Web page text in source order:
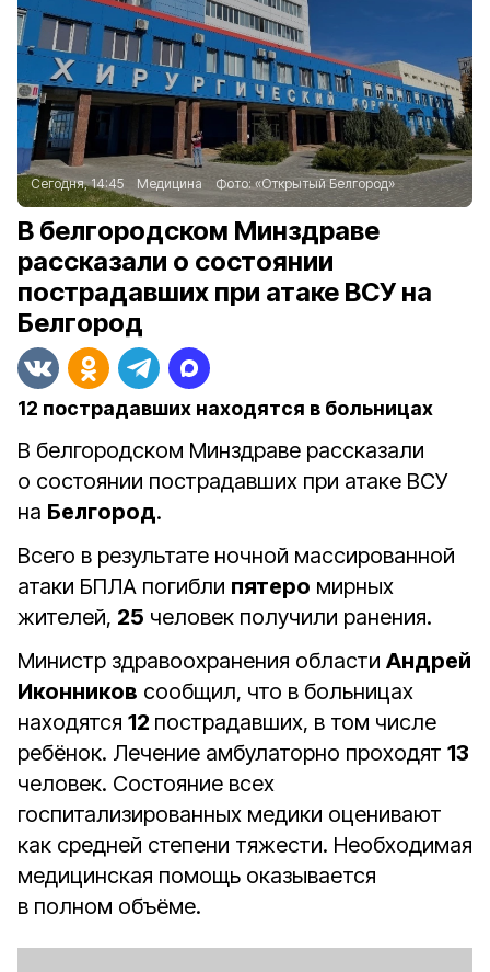
Сегодня, 14:45 Медицина Фото:«Открытый Белгород»
В белгородском Минздраве
рассказали о состоянии
пострадавших при атаке ВСУ на
Белгород
12 пострадавших находятся в больницах
В белгородском Минздраве рассказали
о состоянии пострадавших при атаке ВСУ
на Белгород.
Всего в результате ночной массированной
атаки БПЛА погибли пятеро мирных
жителей, 25 человек получили ранения.
Министр здравоохранения области Андрей
Иконников сообщил, что в больницах
находятся 12 пострадавших, в том числе
ребёнок. Лечение амбулаторно проходят 13
человек. Состояние всех
госпитализированных медики оценивают
как средней степени тяжести. Необходимая
медицинская помощь оказывается
в полном объёме.